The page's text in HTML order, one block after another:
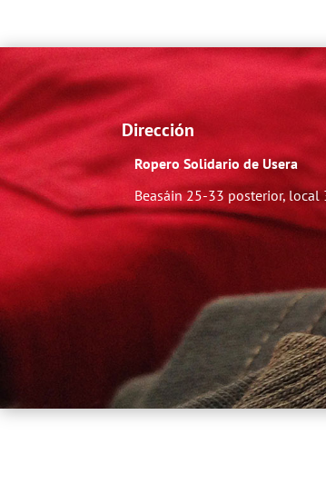
Dirección
Ropero Solidario de Usera
Beasáin 25-33 posterior, local